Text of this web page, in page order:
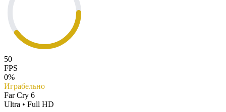
50
FPS
0%
Играбельно
Far Cry 6
Ultra • Full HD